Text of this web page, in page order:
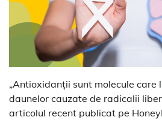
„Antioxidanții sunt molecule
daunelor cauzate de radicalii
articolul recent publicat pe